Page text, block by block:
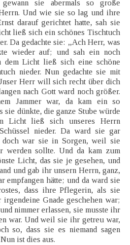
sie abermals so große
Und wie sie so lag und ihre
darauf gerichtet hatte, sah sie
ließ sich ein schönes Tischtuch
Da gedachte sie: „Ach Herr, was
wieder auf; und sah ein noch
dem Licht ließ sich eine schöne
nieder. Nun gedachte sie mit
Herr will sich recht über dich
nach Gott ward noch größer.
Jammer war, da kam ein so
dünkte, die ganze Stube würde
Licht ließ sich unseres Herrn
nieder. Da ward sie gar
war sie in Sorgen, weil sie
sollte. Und da kam zum
Licht, das sie je gesehen, und
und gab ihr unsern Herrn, ganz,
empfangen hätte; und da ward sie
dass ihre Pflegerin, als sie
Gnade geschehen war;
nimmer erlassen, sie musste ihr
war. Und weil sie ihr getreu war,
so, dass sie es niemand sagen
ist dies aus.